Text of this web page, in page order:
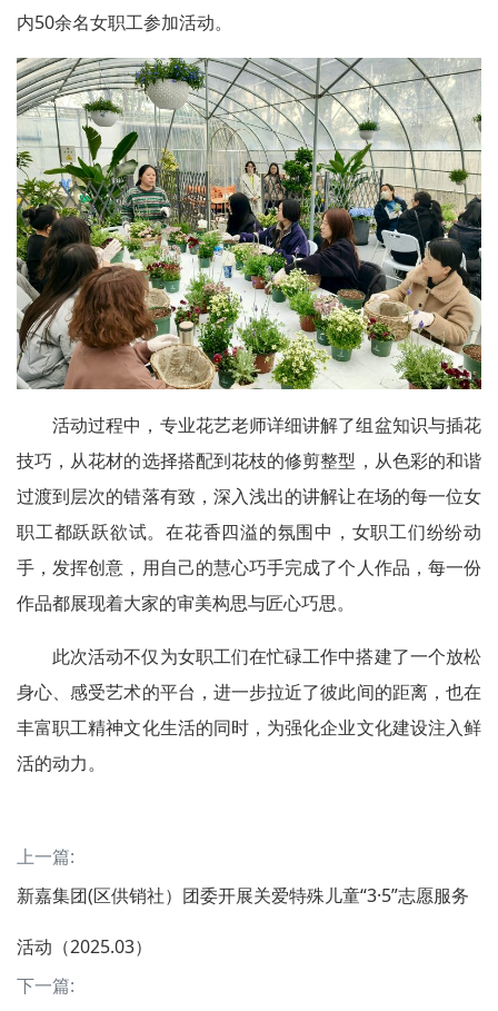
内50余名女职工参加活动。
活动过程中，专业花艺老师详细讲解了组盆知识与插花
技巧，从花材的选择搭配到花枝的修剪整型，从色彩的和谐
过渡到层次的错落有致，深入浅出的讲解让在场的每一位女
职工都跃跃欲试。在花香四溢的氛围中，女职工们纷纷动
手，发挥创意，用自己的慧心巧手完成了个人作品，每一份
作品都展现着大家的审美构思与匠心巧思。
此次活动不仅为女职工们在忙碌工作中搭建了一个放松
身心、感受艺术的平台，进一步拉近了彼此间的距离，也在
丰富职工精神文化生活的同时，为强化企业文化建设注入鲜
活的动力。
上一篇:
新嘉集团(区供销社）团委开展关爱特殊儿童“3·5”志愿服务
活动（2025.03）
下一篇: